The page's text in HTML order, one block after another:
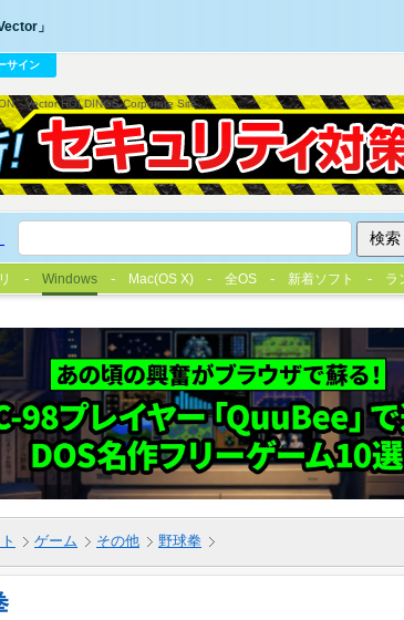
」
サイン
Vector HOLDINGS Corporate Site
Windows Mac(OS X) 全OS 新着ソフト ラ
ゲーム その他 野球拳